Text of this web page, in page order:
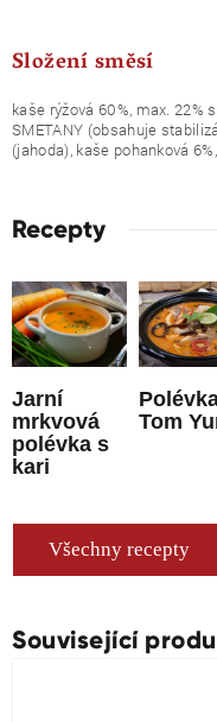
Související
Složení směsí
kaše rýžová 60%, max. 22%
SMETANY (obsahuje
(jahoda), kaše pohanková
Recepty
Jarní
mrkvová
polévka s
kari
Tom
Všechny recepty